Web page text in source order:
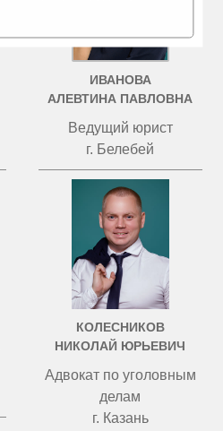
ИВАНОВА
АЛЕВТИНА ПАВЛОВНА
Ведущий юрист
г. Белебей
КОЛЕСНИКОВ
НИКОЛАЙ ЮРЬЕВИЧ
Адвокат по уголовным
делам
г. Казань